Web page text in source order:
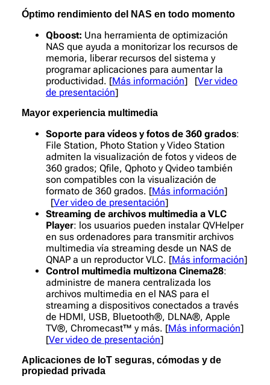
Óptimo rendimiento del NAS en todo momento
Qboost: Una herramienta de optimización
NAS que ayuda a monitorizar los recursos de
memoria, liberar recursos del sistema y
programar aplicaciones para aumentar la
productividad. [Más información] [Ver video
de presentación]
Mayor experiencia multimedia
Soporte para vídeos y fotos de 360 grados:
File Station, Photo Station y Video Station
admiten la visualización de fotos y videos de
360 grados; Qfile, Qphoto y Qvideo también
son compatibles con la visualización de
formato de 360 grados. [Más información]
[Ver video de presentación]
Streaming de archivos multimedia a VLC
Player: los usuarios pueden instalar QVHelper
en sus ordenadores para transmitir archivos
multimedia vía streaming desde un NAS de
QNAP a un reproductor VLC. [Más información]
Control multimedia multizona Cinema28:
administre de manera centralizada los
archivos multimedia en el NAS para el
streaming a dispositivos conectados a través
de HDMI, USB, Bluetooth®, DLNA®, Apple
TV®, Chromecast™ y más. [Más información]
[Ver video de presentación]
Aplicaciones de IoT seguras, cómodas y de
propiedad privada